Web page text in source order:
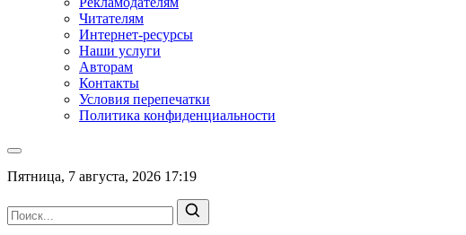
Читателям
Интернет-ресурсы
Наши услуги
Авторам
Контакты
Условия перепечатки
Политика конфиденциальности
Пятница, 7 августа, 2026 17:19